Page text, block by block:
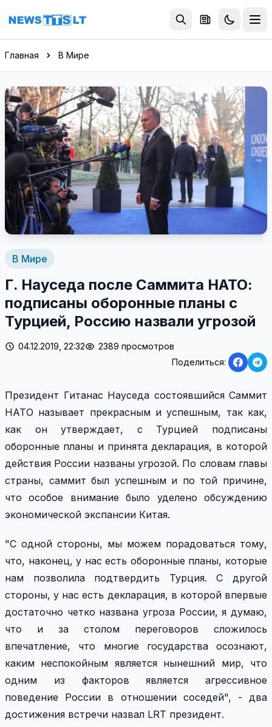
Перейти к содержимому
Главная В Мире
В Мире
Г. Науседа после Саммита НАТО:
подписаны оборонные планы с
Турцией, Россию назвали угрозой
04.12.2019, 22:32
2389 просмотров
Поделиться:
Президент Гитанас Науседа состоявшийся Саммит
НАТО называет прекрасным и успешным, так как,
как он утверждает, с Турцией подписаны
оборонные планы и принята декларация, в которой
действия России названы угрозой. По словам главы
страны, саммит был успешным и по той причине,
что особое внимание было уделено обсуждению
экономической экспансии Китая.
"С одной стороны, мы можем порадоваться тому,
что, наконец, у нас есть оборонные планы, которые
нам позволила подтвердить Турция. С другой
стороны, у нас есть декларация, в которой впервые
достаточно четко названа угроза России, я думаю,
что и за столом переговоров сложилось
впечатление, что многие государства осознают,
каким неспокойным является нынешний мир, что
одним из факторов является агрессивное
поведение России в отношении соседей", - два
достижения встречи назвал LRT президент.